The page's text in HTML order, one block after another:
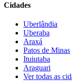
Cidades
Uberlândia
Uberaba
Araxá
Patos de Minas
Ituiutaba
Araguari
Ver todas as